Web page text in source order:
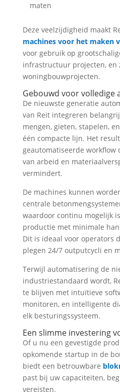
maten
Deze veelzijdigheid maakt
machines voor het maken
voor gebruik op
infrastructuur projecten, en
woningbouwprojecten.
Gebouwd voor volledige
De nieuwste generatie
van Reit integreren
mengen, gieten, stapelen,
één compacte lijn. Het
geautomatiseerde workflow
van arbeid en
vermindert.
De machines kunnen
centrale
waardoor continu mogelijk
productie met minimale
Dit is ideaal voor operators
plegen 24/7 outputcycli en
Terwijl automatisering de
industriestandaard wordt,
te blijven met intuïtieve
monitoren, en intelligente
elk besturingssysteem.
Een slimme investering
Of u nu een gevestigde
opkomende startup in de
biedt een betrouwbare
past bij uw capaciteiten,
vereisten.